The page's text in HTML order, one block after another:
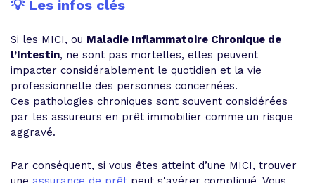
💡 Les infos clés
Si les MICI, ou Maladie Inflammatoire Chronique de
l’Intestin, ne sont pas mortelles, elles peuvent
impacter considérablement le quotidien et la vie
professionnelle des personnes concernées.
Ces pathologies chroniques sont souvent considérées
par les assureurs en prêt immobilier comme un risque
aggravé.
Par conséquent, si vous êtes atteint d’une MICI, trouver